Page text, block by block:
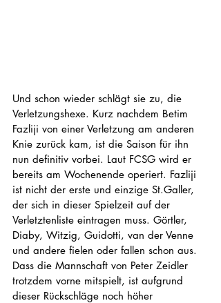
Und schon wieder schlägt sie zu, die
Verletzungshexe. Kurz nachdem Betim
Fazliji von einer Verletzung am anderen
Knie zurück kam, ist die Saison für ihn
nun definitiv vorbei. Laut FCSG wird er
bereits am Wochenende operiert. Fazliji
ist nicht der erste und einzige St.Galler,
der sich in dieser Spielzeit auf der
Verletztenliste eintragen muss. Görtler,
Diaby, Witzig, Guidotti, van der Venne
und andere fielen oder fallen schon aus.
Dass die Mannschaft von Peter Zeidler
trotzdem vorne mitspielt, ist aufgrund
dieser Rückschläge noch höher